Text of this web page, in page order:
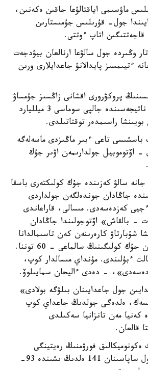
ماۋسىمى اياقتالۋعا جاقىن ەكەنىن،
جول- قۇرىلىس جۇمىستارىن
قاجەتتىگىن اتاپ ءوتتى.
وڭىردە جول سالۋعا ارنالعان بيۋدجەت
ءتيىمسىز پايدالانۋ جاعدايلارى ورىن
پروكۋرورى اقشانى زاڭسىز جۇمساۋ
فاكتىلەرىن انىقتاعان، ناتيجەسىندە جالپى سوماسى 3 ميلليارد
باسشىسى تاعى ءبىر ماڭىزدى ماسەلەگە
- اۆتوموبيل جولدارىمەن اۋىر جۇك
سالۋ كەزىندە جۇك كولىكتەرى باسقا
جاڭادان جوندەلگەن جولداردى
ءجيى كەزدەسەدى. مىسالى، قاراعاندى
- بالقاش» اۆتوجولىندا جاڭادان
شۇبارتاۋ كارەرىنەن كەن تاسىمالدانا
باستاعان. كەن تيەلگەن جۇك كولىگىنىڭ سالماعى - 60 توننا.
ءبۇلىندى. مۇنداي مىسالدار كوپ،
- دەدى ءاليحان سمايىلوۆ.
جول جاعدايىنان بىلۋگە بولادى»
ەلدەگى جولدىڭ جاعداي كوپ
مەن تانزانيا سەكىلدى
قالعان.
فورۋمنىڭ رەيتينگى
بويىنشا، قازاقستان جول ساپاسىنان 141 ەلدىڭ ىشىندە 93-